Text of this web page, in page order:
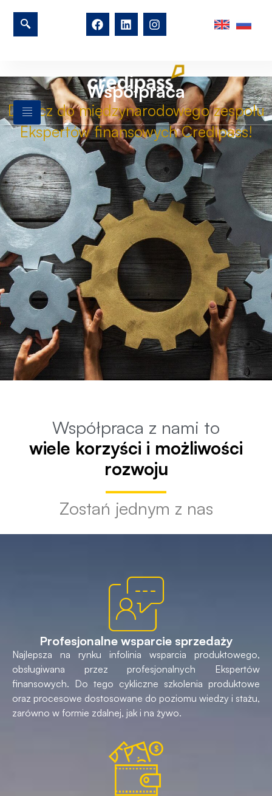
Współpraca
Dołącz do międzynarodowego zespołu
Ekspertów finansowych Credipass!
Współpraca z nami to
wiele korzyści i możliwości
rozwoju
Zostań jednym z nas
Profesjonalne wsparcie sprzedaży
Najlepsza na rynku infolinia wsparcia produktowego,
obsługiwana przez profesjonalnych Ekspertów
finansowych. Do tego cykliczne szkolenia produktowe
oraz procesowe dostosowane do poziomu wiedzy i stażu,
zarówno w formie zdalnej, jak i na żywo.